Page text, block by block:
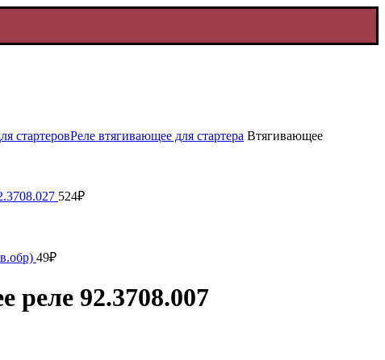
стартеровРеле втягивающее для стартера Втягивающее
524₽
49₽
реле 92.3708.007